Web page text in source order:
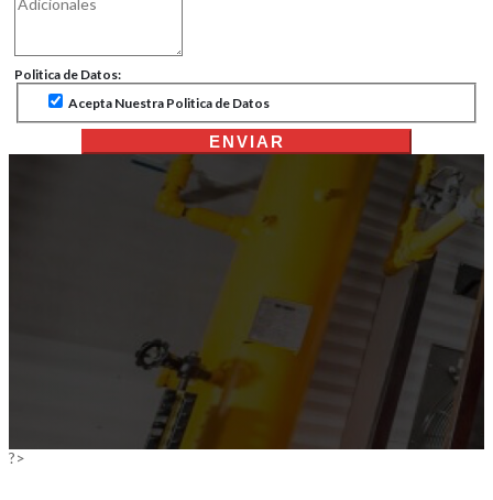
Politica de Datos:
Acepta Nuestra Politica de Datos
ENVIAR
?>